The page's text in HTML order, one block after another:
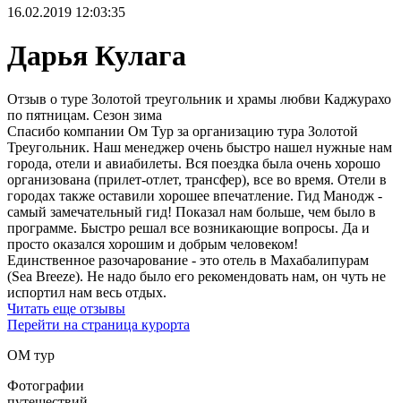
16.02.2019 12:03:35
Дарья Кулага
Отзыв о туре Золотой треугольник и храмы любви Каджурахо
по пятницам. Сезон зима
Спасибо компании Ом Тур за организацию тура Золотой
Треугольник. Наш менеджер очень быстро нашел нужные нам
города, отели и авиабилеты. Вся поездка была очень хорошо
организована (прилет-отлет, трансфер), все во время. Отели в
городах также оставили хорошее впечатление. Гид Манодж -
самый замечательный гид! Показал нам больше, чем было в
программе. Быстро решал все возникающие вопросы. Да и
просто оказался хорошим и добрым человеком!
Единственное разочарование - это отель в Махабалипурам
(Sea Breeze). Не надо было его рекомендовать нам, он чуть не
испортил нам весь отдых.
Читать еще отзывы
Перейти на страница курорта
ОМ тур
Фотографии